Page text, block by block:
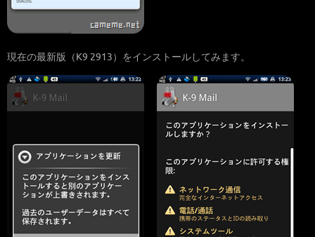
現在の最新版（K9 2913）をインストールしてみます。